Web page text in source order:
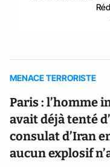
MENACE TERRORISTE
Paris : l’homme
avait déjà tenté
consulat d’Iran
aucun explosif